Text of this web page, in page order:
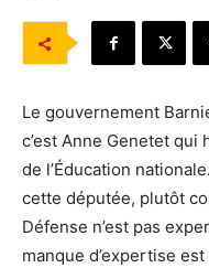
Le gouvernement
c’est Anne Genetet
de l’Éducation
cette députée, plutôt
Défense n’est pas
manque d’expertise